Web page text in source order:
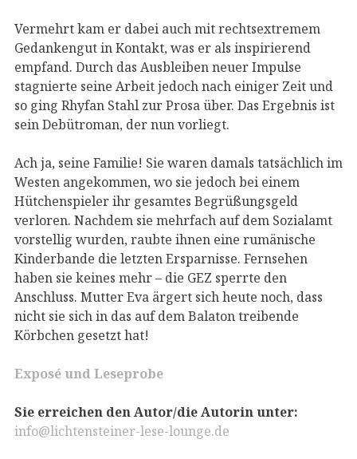
Vermehrt kam er dabei auch mit rechtsextremem
Gedankengut in Kontakt, was er als inspirierend
empfand. Durch das Ausbleiben neuer Impulse
stagnierte seine Arbeit jedoch nach einiger Zeit und
so ging Rhyfan Stahl zur Prosa über. Das Ergebnis ist
sein Debütroman, der nun vorliegt.
Ach ja, seine Familie! Sie waren damals tatsächlich im
Westen angekommen, wo sie jedoch bei einem
Hütchenspieler ihr gesamtes Begrüßungsgeld
verloren. Nachdem sie mehrfach auf dem Sozialamt
vorstellig wurden, raubte ihnen eine rumänische
Kinderbande die letzten Ersparnisse. Fernsehen
haben sie keines mehr – die GEZ sperrte den
Anschluss. Mutter Eva ärgert sich heute noch, dass
nicht sie sich in das auf dem Balaton treibende
Körbchen gesetzt hat!
Exposé und Leseprobe
Sie erreichen den Autor/die Autorin unter:
info@lichtensteiner-lese-lounge.de